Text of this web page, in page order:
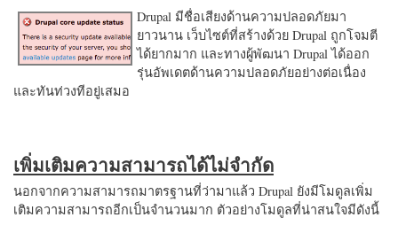
Drupal มีชื่อเสียงด้านความปลอดภัยมา
ยาวนาน เว็บไซต์ที่สร้างด้วย Drupal ถูกโจมตี
ได้ยากมาก และทางผู้พัฒนา Drupal ได้ออก
รุ่นอัพเดตด้านความปลอดภัยอย่างต่อเนื่อง
และทันท่วงทีอยู่เสมอ
เพิ่มเติมความสามารถได้ไม่จำกัด
นอกจากความสามารถมาตรฐานที่ว่ามาแล้ว Drupal ยังมีโมดูลเพิ่ม
เติมความสามารถอีกเป็นจำนวนมาก ตัวอย่างโมดูลที่น่าสนใจมีดังนี้